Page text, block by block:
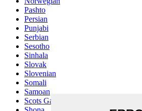
Pashto
Persian
Punjabi
Serbian
Sesotho
Sinhala
Slovak
Slovenian
Somali
Samoan
Scots Gaelic